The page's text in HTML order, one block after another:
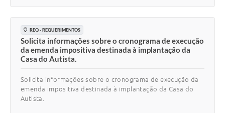
REQ - REQUERIMENTOS
Solicita informações sobre o cronograma de execução
da emenda impositiva destinada à implantação da
Casa do Autista.
Solicita informações sobre o cronograma de execução da
emenda impositiva destinada à implantação da Casa do
Autista.